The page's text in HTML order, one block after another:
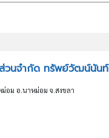
วนจำกัด ทรัพย์วัฒน์นันท์
อม อ.นาหม่อม จ.สงขลา